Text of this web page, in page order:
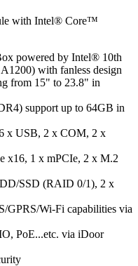
with Intel® Core™
powered by Intel® 10th
with fanless design
from 15" to 23.8" in
support up to 64GB in
x USB, 2 x COM, 2 x
x16, 1 x mPCIe, 2 x M.2
SSD (RAID 0/1), 2 x
GPRS/Wi-Fi capabilities via
PoE...etc. via iDoor